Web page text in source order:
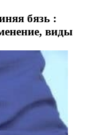
бязь :
виды